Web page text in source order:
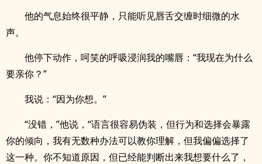
他的气息始终很平静，只能听见唇舌交缠时细微的水
声。
他停下动作，呵笑的呼吸浸润我的嘴唇：“我现在为什么
要亲你？”
我说：“因为你想。”
“没错，”他说，“语言很容易伪装，但行为和选择会暴露
你的倾向，我有无数种办法可以教你理解，但我偏偏选择了
这一种。你不知道原因，但已经能判断出来我想要什么了，